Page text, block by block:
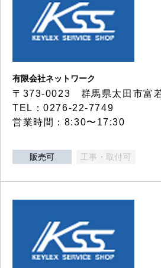
有限会社ネットワーク
〒373-0023 群馬県太田市富
TEL：0276-22-7749
営業時間：8:30〜17:30
販売可 工事・取付可